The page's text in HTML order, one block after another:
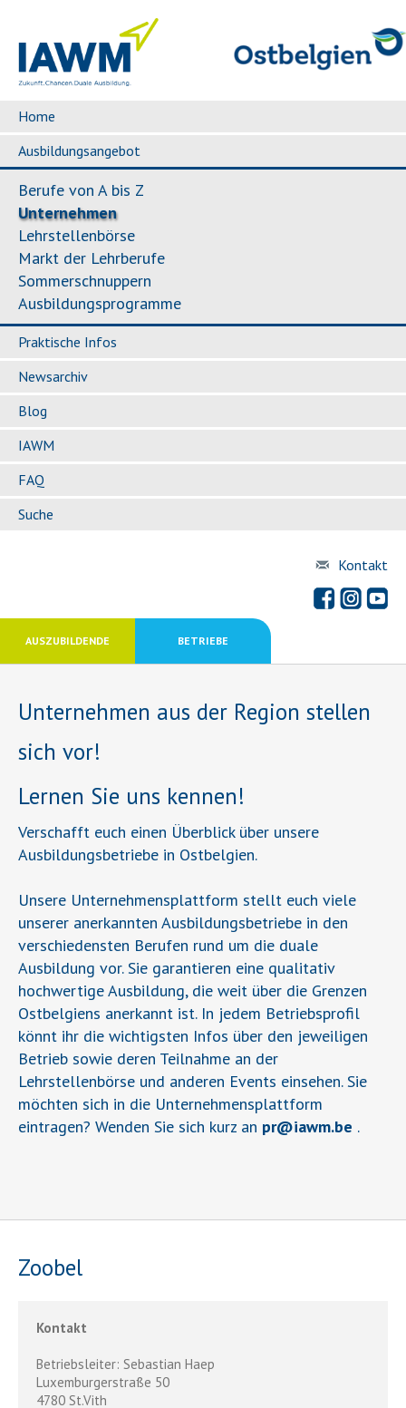
Home
Ausbildungsangebot
Berufe von A bis Z
Unternehmen
Lehrstellenbörse
Markt der Lehrberufe
Sommerschnuppern
Ausbildungsprogramme
Praktische Infos
Newsarchiv
Blog
IAWM
FAQ
Suche
Kontakt
AUSZUBILDENDE BETRIEBE
Unternehmen aus der Region stellen
sich vor!
Lernen Sie uns kennen!
Verschafft euch einen Überblick über unsere
Ausbildungsbetriebe in Ostbelgien.
Unsere Unternehmensplattform stellt euch viele
unserer anerkannten Ausbildungsbetriebe in den
verschiedensten Berufen rund um die duale
Ausbildung vor. Sie garantieren eine qualitativ
hochwertige Ausbildung, die weit über die Grenzen
Ostbelgiens anerkannt ist. In jedem Betriebsprofil
könnt ihr die wichtigsten Infos über den jeweiligen
Betrieb sowie deren Teilnahme an der
Lehrstellenbörse und anderen Events einsehen. Sie
möchten sich in die Unternehmensplattform
eintragen? Wenden Sie sich kurz an pr@iawm.be .
Zoobel
Kontakt
Betriebsleiter: Sebastian Haep
Luxemburgerstraße 50
4780 St.Vith